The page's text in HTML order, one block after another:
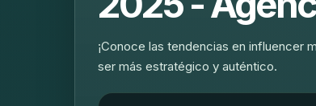
¡Conoce las tendencias en influencer
ser más estratégico y auténtico.